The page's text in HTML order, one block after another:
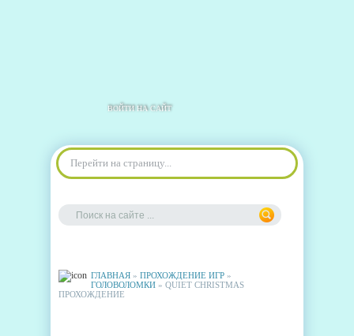
ВОЙТИ НА САЙТ
Перейти на страницу...
ГЛАВНАЯ » ПРОХОЖДЕНИЕ ИГР »
ГОЛОВОЛОМКИ » QUIET CHRISTMAS
ПРОХОЖДЕНИЕ